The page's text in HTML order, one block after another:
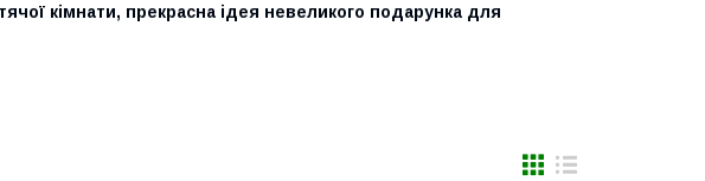
кімнати, прекрасна ідея невеликого подарунка для